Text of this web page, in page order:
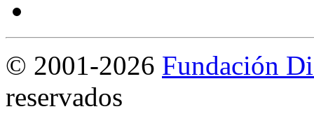
© 2001-2026 Fundación
reservados